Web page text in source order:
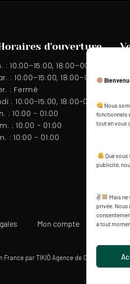
Nous
fonctionnels
tout en vous
Que
publicité,
✌
Mais
privée. Nous
à tout
d'ouverture
: 10:00–15:00, 18:00–00:00
: 10:00–15:00, 18:00–00:00
: Fermé
: 10:00-15:00, 18:00-00:00
: 10:00 - 01:00
: 10:00 - 01:00
: 10:00 - 01:00
Mon compte Carte
France par TIKIÔ Agence de